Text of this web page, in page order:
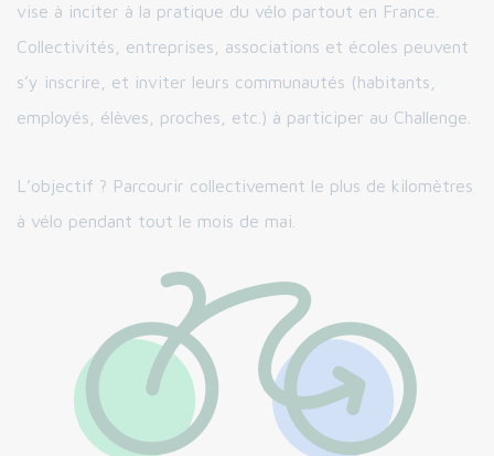
vise à inciter à la pratique du vélo partout en France.
Collectivités, entreprises, associations et écoles peuvent
s’y inscrire, et inviter leurs communautés (habitants,
employés, élèves, proches, etc.) à participer au Challenge.
L’objectif ? Parcourir collectivement le plus de kilomètres
à vélo pendant tout le mois de mai.